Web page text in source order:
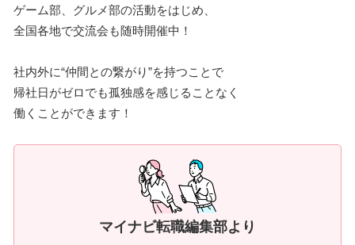
ゲーム部、グルメ部の活動をはじめ、
全国各地で交流会も随時開催中！
社内外に“仲間との繋がり”を持つことで
帰社日がゼロでも孤独感を感じることなく
働くことができます！
マイナビ転職編集部より